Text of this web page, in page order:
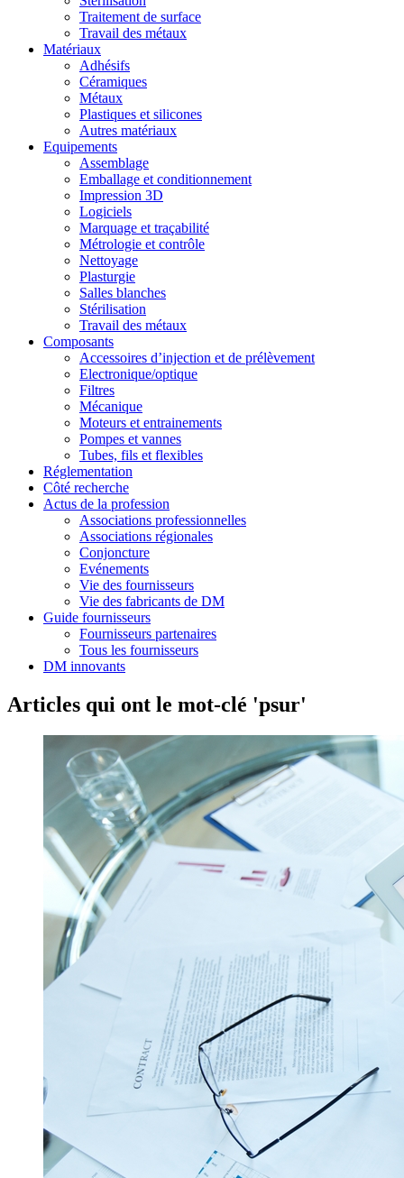
Traitement de surface
Travail des métaux
Matériaux
Adhésifs
Céramiques
Métaux
Plastiques et silicones
Autres matériaux
Equipements
Assemblage
Emballage et conditionnement
Impression 3D
Logiciels
Marquage et traçabilité
Métrologie et contrôle
Nettoyage
Plasturgie
Salles blanches
Stérilisation
Travail des métaux
Composants
Accessoires d’injection et de prélèvement
Electronique/optique
Filtres
Mécanique
Moteurs et entrainements
Pompes et vannes
Tubes, fils et flexibles
Réglementation
Côté recherche
Actus de la profession
Associations professionnelles
Associations régionales
Conjoncture
Evénements
Vie des fournisseurs
Vie des fabricants de DM
Guide fournisseurs
Fournisseurs partenaires
Tous les fournisseurs
DM innovants
Articles qui ont le mot-clé 'psur'